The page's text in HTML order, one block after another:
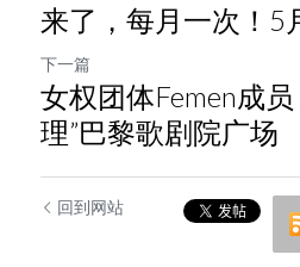
来了，每月一次！5
下一篇
女权团体Femen成
理”巴黎歌剧院广场
回到网站